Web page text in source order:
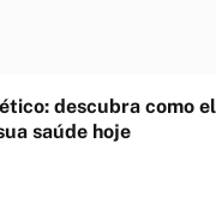
descubra como
saúde hoje